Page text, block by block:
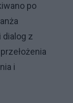
po
z
i